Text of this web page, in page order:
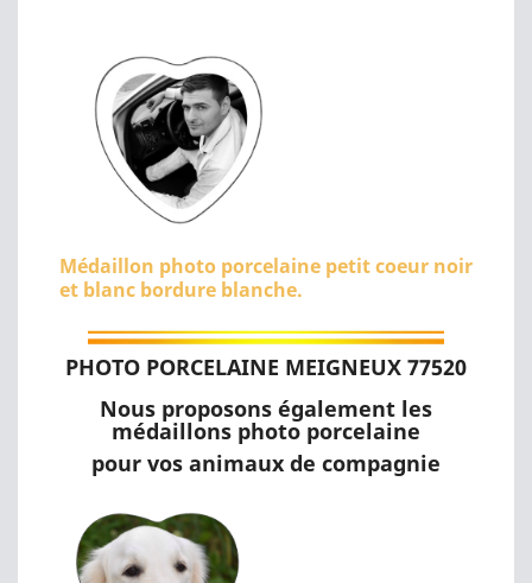
Médaillon photo porcelaine petit coeur noir
et blanc bordure blanche.
PHOTO PORCELAINE MEIGNEUX 77520
Nous proposons également les
médaillons photo porcelaine
pour vos animaux de compagnie